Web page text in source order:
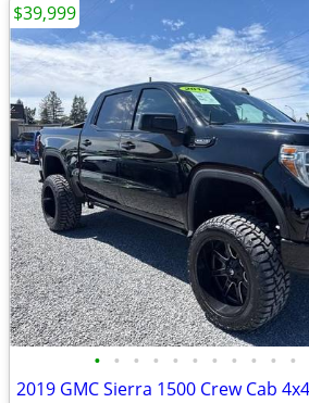
• • • • • • • • • • •
$39,999